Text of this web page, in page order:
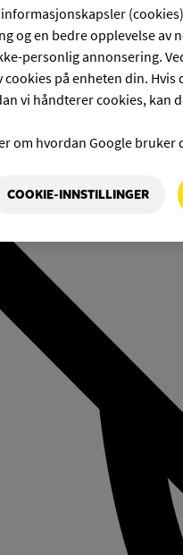
og en bedre opplevelse av
personlig annonsering.
cookies på enheten din.
vi håndterer cookies, kan
om hvordan Google bruker
COOKIE-INNSTILLINGER